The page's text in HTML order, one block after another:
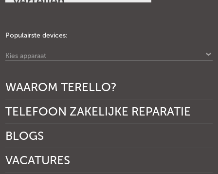
Populairste devices:
Kies apparaat
WAAROM TERELLO?
TELEFOON ZAKELIJKE REPARATIE
BLOGS
VACATURES